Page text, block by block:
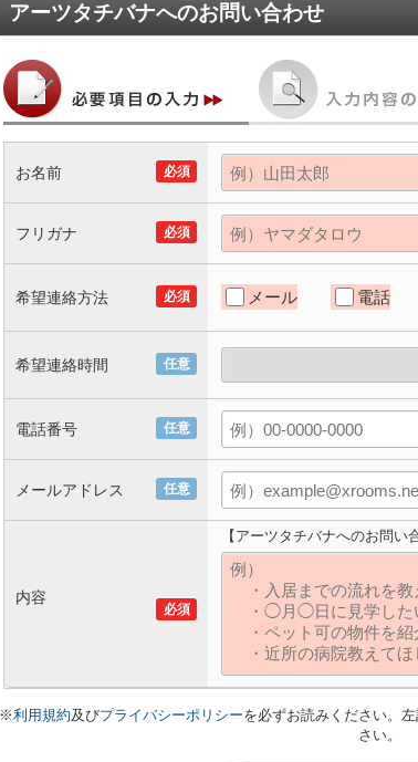
アーツタチバナへのお問い合わせ
必須
お名前
必須
フリガナ
必須
希望連絡方法 メール 電話
任意
希望連絡時間
任意
電話番号
任意
メールアドレス
必須
内容
【アーツタチバナへのお問い
※利用規約及びプライバシーポリシーを必ずお読みください。
さい。